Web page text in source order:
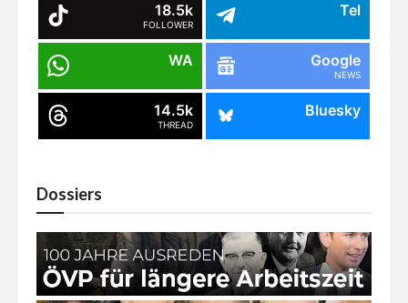
18.5k
FOLLOWER
Tel
WA Google
NEWS
14.5k
THREAD
Bluesky
Dossiers